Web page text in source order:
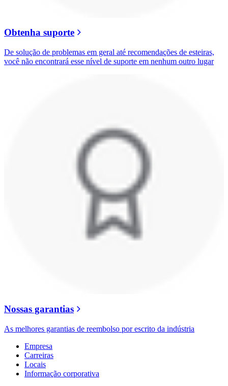
Obtenha suporte
De solução de problemas em geral até recomendações de esteiras,
você não encontrará esse nível de suporte em nenhum outro lugar
Nossas garantias
As melhores garantias de reembolso por escrito da indústria
Empresa
Carreiras
Locais
Informação corporativa